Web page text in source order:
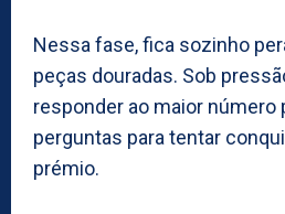
Nessa fase, fica sozinho
peças douradas. Sob
responder ao maior número
perguntas para tentar
prémio.